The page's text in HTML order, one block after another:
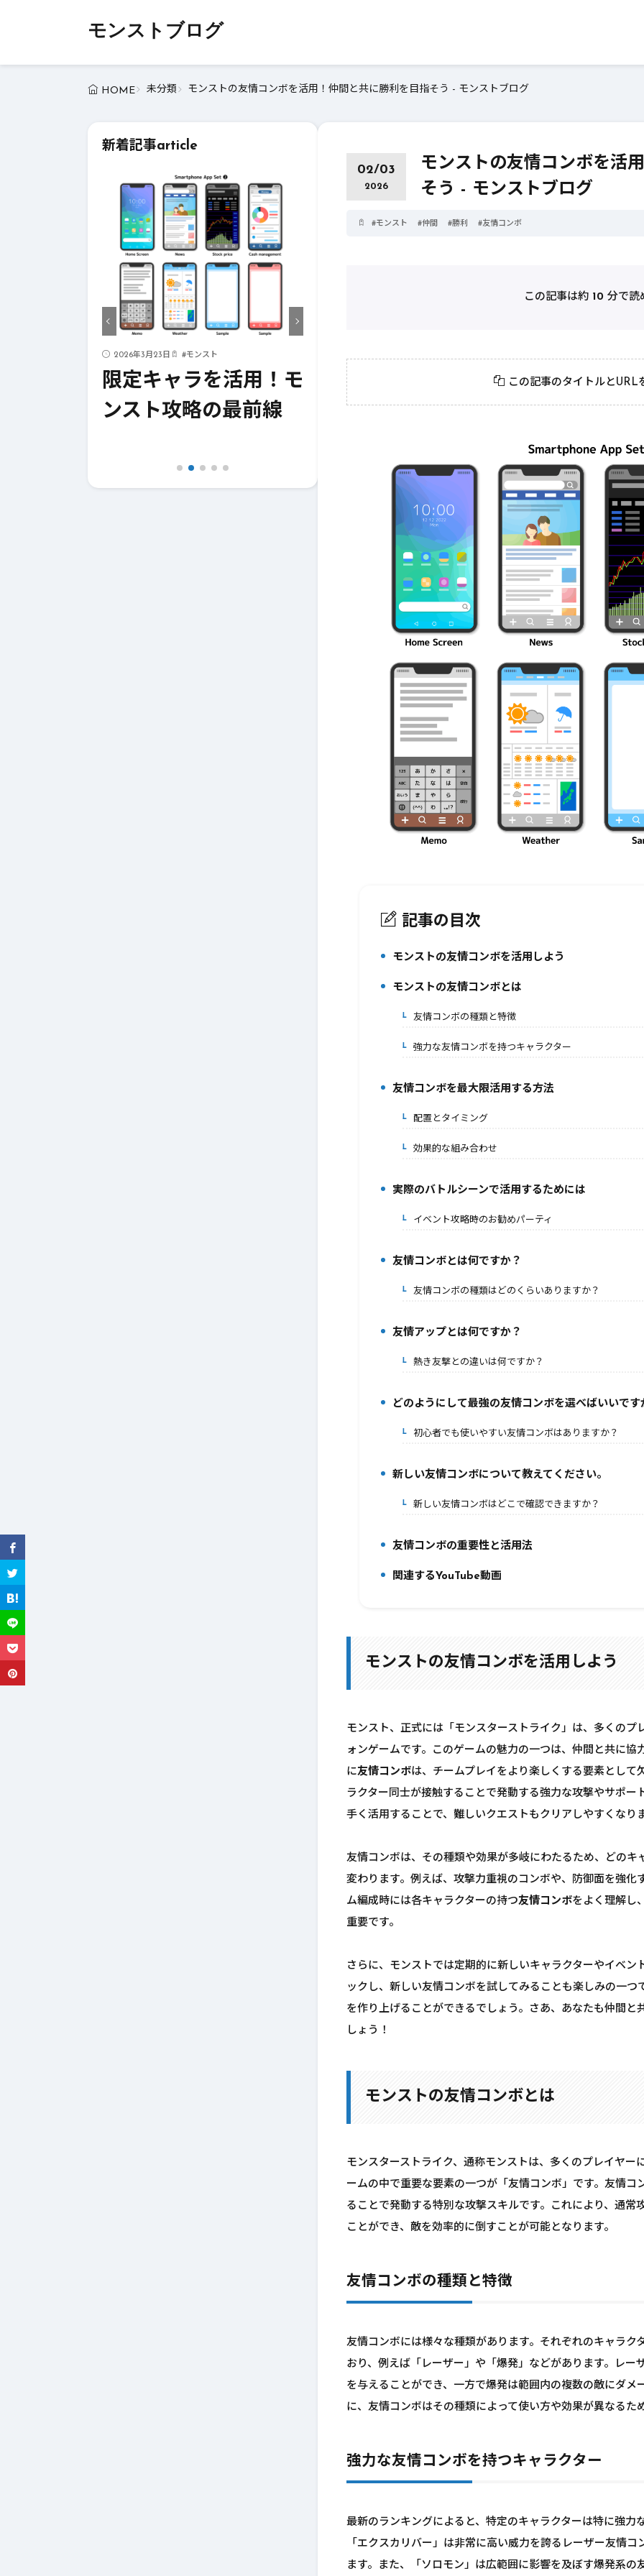
モンストブログ
HOME 未分類 モンストの友情コンボを活用！仲間と共に勝利を目指そう - モンストブログ
新着記事article
2026年3月23日 #モンスト
限定キャラを活用！モ
ンスト攻略の最前線
モンスト攻略に役立
つ！おすすめパーティ
絶対に知っ
モンスト攻
ク10選
02/03
2026
モンストの友情コンボを活
そう - モンストブログ
#モンスト #仲間 #勝利 #友情コンボ
この記事は約 10 分で読
この記事のタイトルとURL
記事の目次
モンストの友情コンボを活用しよう
モンストの友情コンボとは
2-1.友情コンボの種類と特徴
2-2.強力な友情コンボを持つキャラクター
3.
友情コンボを最大限活用する方法
3-1.配置とタイミング
3-2.効果的な組み合わせ
4.
実際のバトルシーンで活用するためには
4-1.イベント攻略時のお勧めパーティ
5.
友情コンボとは何ですか？
5-1.友情コンボの種類はどのくらいありますか？
6.
友情アップとは何ですか？
6-1.熱き友撃との違いは何ですか？
どのようにして最強の友情コンボを選べばいいです
7-1.初心者でも使いやすい友情コンボはありますか？
8.
新しい友情コンボについて教えてください。
8-1.新しい友情コンボはどこで確認できますか？
9.
友情コンボの重要性と活用法
10.
関連するYouTube動画
モンストの友情コンボを活用しよう
モンスト、正式には「モンスターストライク」は、多くのプ
ォンゲームです。このゲームの魅力の一つは、仲間と共に協
に友情コンボは、チームプレイをより楽しくする要素とし
ラクター同士が接触することで発動する強力な攻撃やサポー
手く活用することで、難しいクエストもクリアしやすくなり
友情コンボは、その種類や効果が多岐にわたるため、どのキ
変わります。例えば、攻撃力重視のコンボや、防御面を強化
ム編成時には各キャラクターの持つ友情コンボをよく理解し
重要です。
さらに、モンストでは定期的に新しいキャラクターやイベ
ックし、新しい友情コンボを試してみることも楽しみの一つ
を作り上げることができるでしょう。さあ、あなたも仲間と
しょう！
モンストの友情コンボとは
モンスターストライク、通称モンストは、多くのプレイヤー
ームの中で重要な要素の一つが「友情コンボ」です。友情コ
ることで発動する特別な攻撃スキルです。これにより、通常
ことができ、敵を効率的に倒すことが可能となります。
友情コンボの種類と特徴
友情コンボには様々な種類があります。それぞれのキャラク
おり、例えば「レーザー」や「爆発」などがあります。レー
を与えることができ、一方で爆発は範囲内の複数の敵にダメ
に、友情コンボはその種類によって使い方や効果が異なるた
強力な友情コンボを持つキャラクター
最新のランキングによると、特定のキャラクターは特に強力
「エクスカリバー」は非常に高い威力を誇るレーザー友情
ます。また、「ソロモン」は広範囲に影響を及ぼす爆発系の